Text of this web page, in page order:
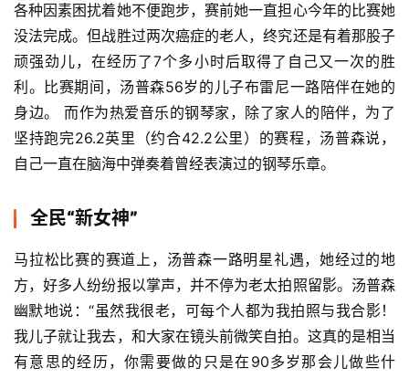
比
赛
观
察
各种因素困扰着她不便跑步，赛前她一直担心今年的比赛她
没法完成。但战胜过两次癌症的老人，终究还是有着那股子
顽强劲儿，在经历了7个多小时后取得了自己又一次的胜
利。比赛期间，汤普森56岁的儿子布雷尼一路陪伴在她的
身边。 而作为热爱音乐的钢琴家，除了家人的陪伴，为了
坚持跑完26.2英里（约合42.2公里）的赛程，汤普森说，
自己一直在脑海中弹奏着曾经表演过的钢琴乐章。
全民“新女神”
马拉松比赛的赛道上，汤普森一路明星礼遇，她经过的地
方，好多人纷纷报以掌声，并不停为老太拍照留影。汤普森
幽默地说：“虽然我很老，可每个人都为我拍照与我合影！
我儿子就让我去，和大家在镜头前微笑自拍。这真的是相当
有意思的经历，你需要做的只是在90多岁那会儿做些什